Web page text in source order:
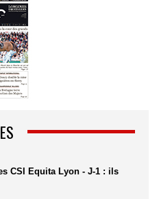
CSI Equita Lyon - J-1 : ils